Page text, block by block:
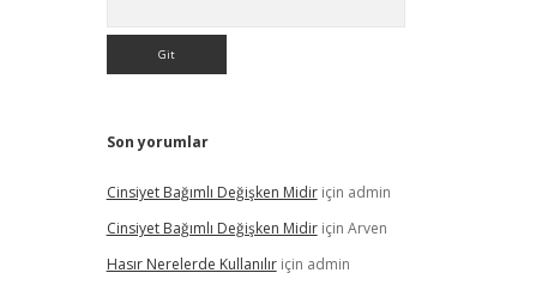
Son yorumlar
Cinsiyet Bağımlı Değişken Midiriçin admin
Cinsiyet Bağımlı Değişken Midiriçin Arven
Hasır Nerelerde Kullanılıriçin admin